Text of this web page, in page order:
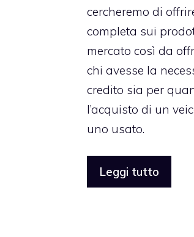
cercheremo di
completa sui
mercato così da
chi avesse la
credito sia per
l’acquisto di un
uno usato.
Leggi tutto